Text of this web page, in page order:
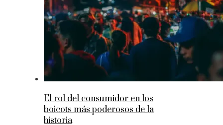
El rol del consumidor en los
boicots más poderosos de la
historia